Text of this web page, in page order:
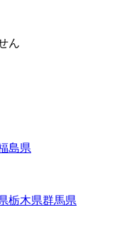
ん
島県
栃木県群馬県